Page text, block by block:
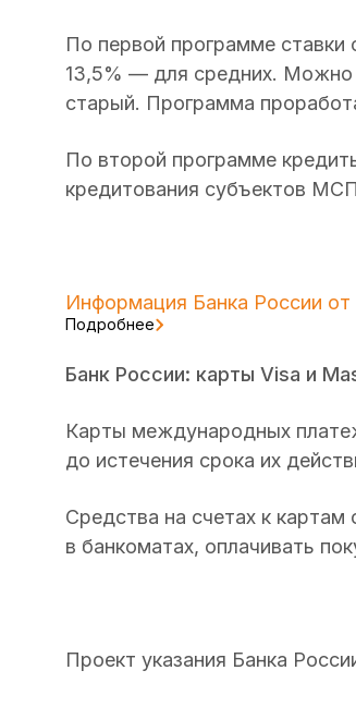
По первой программе ставки
13,5% — для средних. Можно
старый. Программа
По второй программе
кредитования субъектов
Информация Банка России
Подробнее
Банк России: карты Visa и
Карты международных
до истечения срока их
Средства на счетах к
в банкоматах, оплачивать
Проект указания Банка